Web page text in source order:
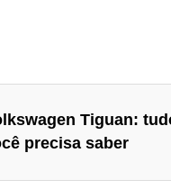
Tiguan:
precisa saber